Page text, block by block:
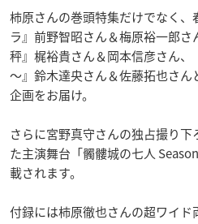
柿原さんの巻頭特集だけでなく
ラ』前野智昭さん＆梅原裕一郎
秤』梶裕貴さん＆岡本信彦さん
～』鈴木達央さん＆佐藤拓也さん
企画をお届け。
さらに宮野真守さんの独占撮り
た主演舞台「髑髏城の七人
載されます。
付録には柿原徹也さんの超ワイ